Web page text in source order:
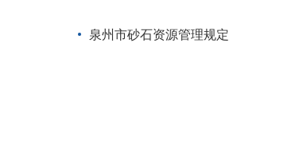
泉州市砂石资源管理规定